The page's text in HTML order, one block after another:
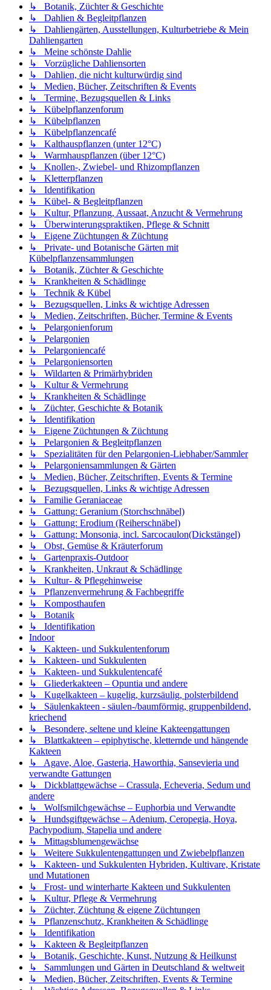
↳ Botanik, Züchter & Geschichte
↳ Dahlien & Begleitpflanzen
↳ Dahliengärten, Ausstellungen, Kulturbetriebe & Mein
Dahliengarten
↳ Meine schönste Dahlie
↳ Vorzügliche Dahliensorten
↳ Dahlien, die nicht kulturwürdig sind
↳ Medien, Bücher, Zeitschriften & Events
↳ Termine, Bezugsquellen & Links
↳ Kübelpflanzenforum
↳ Kübelpflanzen
↳ Kübelpflanzencafé
↳ Kalthauspflanzen (unter 12°C)
↳ Warmhauspflanzen (über 12°C)
↳ Knollen-, Zwiebel- und Rhizompflanzen
↳ Kletterpflanzen
↳ Identifikation
↳ Kübel- & Begleitpflanzen
↳ Kultur, Pflanzung, Aussaat, Anzucht & Vermehrung
↳ Überwinterungspraktiken, Pflege & Schnitt
↳ Eigene Züchtungen & Züchtung
↳ Private- und Botanische Gärten mit
Kübelpflanzensammlungen
↳ Botanik, Züchter & Geschichte
↳ Krankheiten & Schädlinge
↳ Technik & Kübel
↳ Bezugsquellen, Links & wichtige Adressen
↳ Medien, Zeitschriften, Bücher, Termine & Events
↳ Pelargonienforum
↳ Pelargonien
↳ Pelargoniencafé
↳ Pelargoniensorten
↳ Wildarten & Primärhybriden
↳ Kultur & Vermehrung
↳ Krankheiten & Schädlinge
↳ Züchter, Geschichte & Botanik
↳ Identifikation
↳ Eigene Züchtungen & Züchtung
↳ Pelargonien & Begleitpflanzen
↳ Spezialitäten für den Pelargonien-Liebhaber/Sammler
↳ Pelargoniensammlungen & Gärten
↳ Medien, Bücher, Zeitschriften, Events & Termine
↳ Bezugsquellen, Links & wichtige Adressen
↳ Familie Geraniaceae
↳ Gattung: Geranium (Storchschnäbel)
↳ Gattung: Erodium (Reiherschnäbel)
↳ Gattung: Monsonia, incl. Sarcocaulon(Dickstängel)
↳ Obst, Gemüse & Kräuterforum
↳ Gartenpraxis-Outdoor
↳ Krankheiten, Unkraut & Schädlinge
↳ Kultur- & Pflegehinweise
↳ Pflanzenvermehrung & Fachbegriffe
↳ Komposthaufen
↳ Botanik
↳ Identifikation
Indoor
↳ Kakteen- und Sukkulentenforum
↳ Kakteen- und Sukkulenten
↳ Kakteen- und Sukkulentencafé
↳ Gliederkakteen – Opuntia und andere
↳ Kugelkakteen – kugelig, kurzsäulig, polsterbildend
↳ Säulenkakteen - säulen-/baumförmig, gruppenbildend,
kriechend
↳ Besondere, seltene und kleine Kakteengattungen
↳ Blattkakteen – epiphytische, kletternde und hängende
Kakteen
↳ Agave, Aloe, Gasteria, Haworthia, Sansevieria und
verwandte Gattungen
↳ Dickblattgewächse – Crassula, Echeveria, Sedum und
andere
↳ Wolfsmilchgewächse – Euphorbia und Verwandte
↳ Hundsgiftgewächse – Adenium, Ceropegia, Hoya,
Pachypodium, Stapelia und andere
↳ Mittagsblumengewächse
↳ Weitere Sukkulentengattungen und Zwiebelpflanzen
↳ Kakteen- und Sukkulenten Hybriden, Kultivare, Kristate
und Mutationen
↳ Frost- und winterharte Kakteen und Sukkulenten
↳ Kultur, Pflege & Vermehrung
↳ Züchter, Züchtung & eigene Züchtungen
↳ Pflanzenschutz, Krankheiten & Schädlinge
↳ Identifikation
↳ Kakteen & Begleitpflanzen
↳ Botanik, Geschichte, Kunst, Nutzung & Heilkunst
↳ Sammlungen und Gärten in Deutschland & weltweit
↳ Medien, Bücher, Zeitschriften, Events & Termine